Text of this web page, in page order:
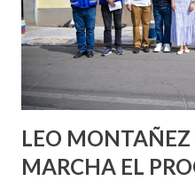
pienses que el sexo será
experimentarlo, pero como
experiencia te dirá, siempre
son suficientemen...
LEO MONTAÑEZ
MARCHA EL